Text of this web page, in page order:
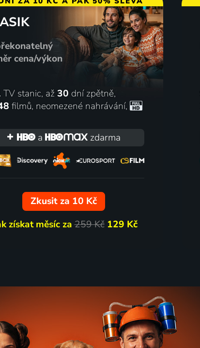
cena/výkon
TV stanic, až 30 dní zpětně,
filmů, neomezené nahrávání,
a zdarma
Zkusit za 10 Kč
získat měsíc za259 Kč 129 Kč